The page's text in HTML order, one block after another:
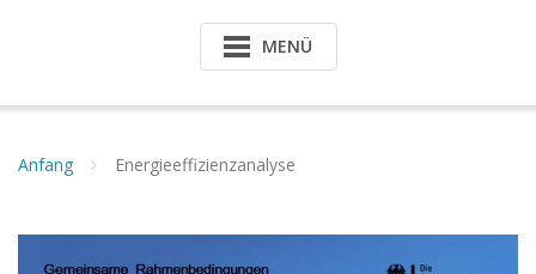
MENÜ
Anfang Energieeffizienzanalyse